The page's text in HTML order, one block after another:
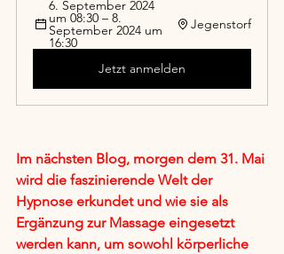
6. September 2024
um 08:30 – 8.
September 2024 um
16:30
Jegenstorf
Jetzt anmelden
Im nächsten Blog, morgen dem 31. Mai
wird die faszinierende Welt der
Hypnose erkundet und wie sie als
Ergänzung zur Massage eingesetzt
werden kann, um sowohl körperliche